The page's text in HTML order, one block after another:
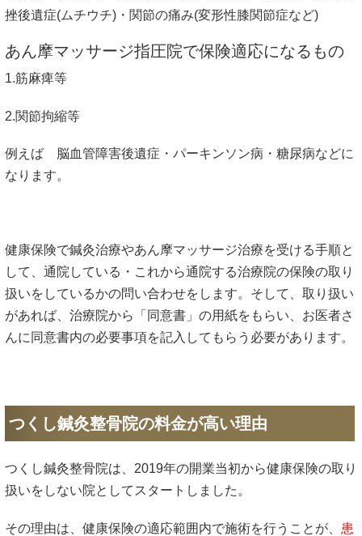
挫後遺症(ムチウチ)・関節の痛み(変形性膝関節症など)
あん摩マッサージ指圧院で保険適応になるもの
1.筋麻痺等
2.関節拘縮等
例えば 脳血管障害後遺症・パーキンソン病・糖尿病などに
なります。
健康保険で鍼灸治療やあん摩マッサージ治療を受ける手順と
して、通院している・これから通院する治療院の保険の取り
扱いをしているかの問い合わせをします。そして、取り扱い
があれば、治療院から「同意書」の用紙をもらい、お医者さ
んに同意書内の必要事項を記入してもらう必要があります。
つくし鍼灸整骨院の料金が高い理由
つくし鍼灸整骨院は、2019年の開業当初から健康保険の取り
扱いをしない院としてスタートしました。
その理由は、健康保険の適応範囲内で施術を行うことが、 患